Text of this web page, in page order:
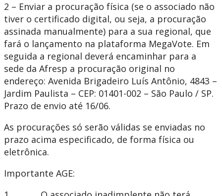
2 – Enviar a procuração física (se o associado não
tiver o certificado digital, ou seja, a procuração
assinada manualmente) para a sua regional, que
fará o lançamento na plataforma MegaVote. Em
seguida a regional deverá encaminhar para a
sede da Afresp a procuração original no
endereço: Avenida Brigadeiro Luís Antônio, 4843 –
Jardim Paulista – CEP: 01401-002 – São Paulo / SP.
Prazo de envio até 16/06.
As procurações só serão válidas se enviadas no
prazo acima especificado, de forma física ou
eletrônica.
Importante AGE: